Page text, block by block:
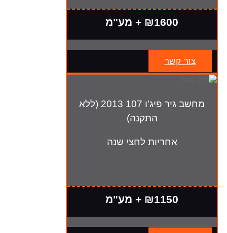
₪1600 + מע"מ
צור קשר
מחשב גיר פיג'ו 107 2013 (ללא
התקנה)
אחריות לחצי שנה
₪1150 + מע"מ